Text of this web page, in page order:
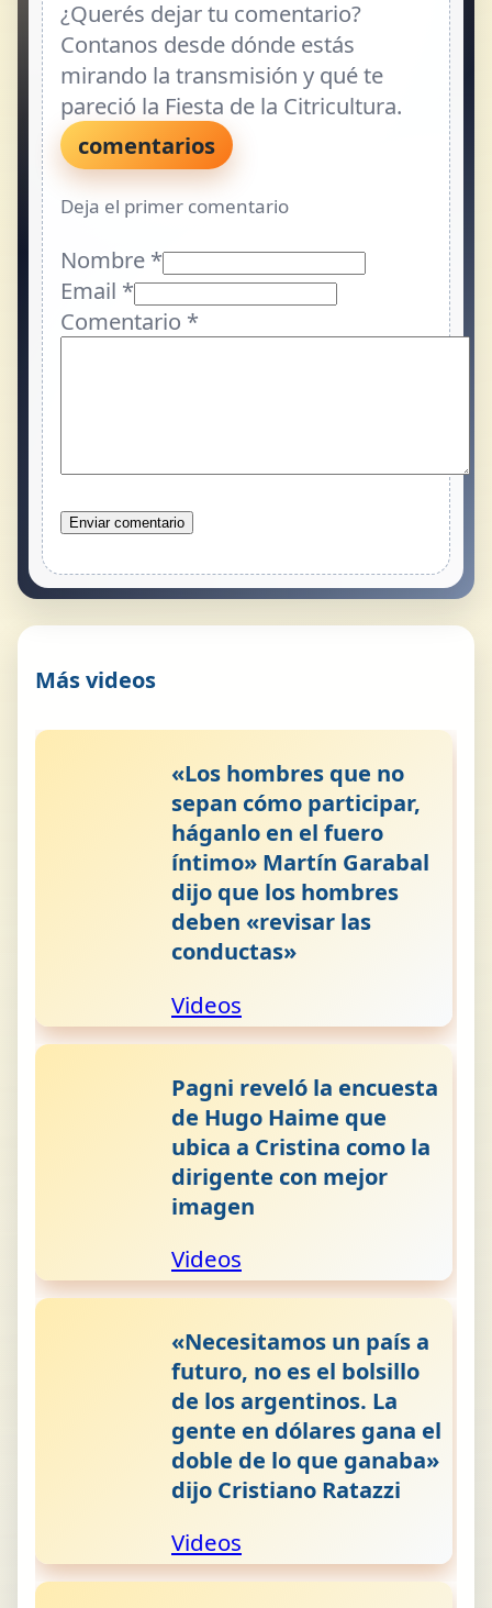
¿Querés dejar tu comentario?
Contanos desde dónde estás
mirando la transmisión y qué te
pareció la Fiesta de la Citricultura.
comentarios
Deja el primer comentario
Nombre *
Email *
Comentario *
Más videos
«Los hombres que no
sepan cómo participar,
háganlo en el fuero
íntimo» Martín Garabal
dijo que los hombres
deben «revisar las
conductas»
Videos
Pagni reveló la encuesta
de Hugo Haime que
ubica a Cristina como la
dirigente con mejor
imagen
Videos
«Necesitamos un país a
futuro, no es el bolsillo
de los argentinos. La
gente en dólares gana el
doble de lo que ganaba»
dijo Cristiano Ratazzi
Videos